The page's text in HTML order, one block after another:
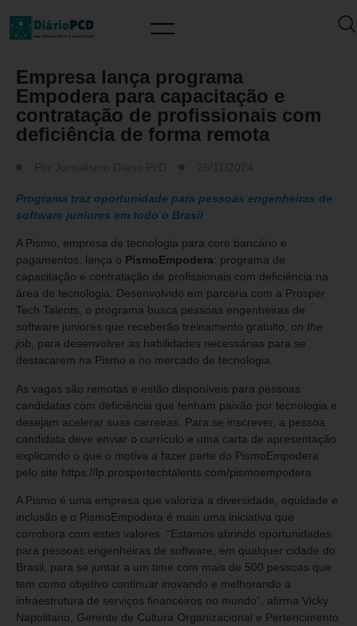
Empresa lança programa
Empodera para capacitação e
contratação de profissionais com
deficiência de forma remota
Programa traz oportunidade para pessoas engenheiras de
software juniores em todo o Brasil
A Pismo, empresa de tecnologia para core bancário e
pagamentos, lança o PismoEmpodera: programa de
capacitação e contratação de profissionais com deficiência na
área de tecnologia. Desenvolvido em parceria com a Prosper
Tech Talents, o programa busca pessoas engenheiras de
software juniores que receberão treinamento gratuito, on the
job, para desenvolver as habilidades necessárias para se
destacarem na Pismo e no mercado de tecnologia.
As vagas são remotas e estão disponíveis para pessoas
candidatas com deficiência que tenham paixão por tecnologia e
desejam acelerar suas carreiras. Para se inscrever, a pessoa
candidata deve enviar o currículo e uma carta de apresentação
explicando o que o motiva a fazer parte do PismoEmpodera
pelo site https://lp.prospertechtalents.com/pismoempodera
A Pismo é uma empresa que valoriza a diversidade, equidade e
inclusão e o PismoEmpodera é mais uma iniciativa que
corrobora com estes valores. “Estamos abrindo oportunidades
para pessoas engenheiras de software, em qualquer cidade do
Brasil, para se juntar a um time com mais de 500 pessoas que
tem como objetivo continuar inovando e melhorando a
infraestrutura de serviços financeiros no mundo”, afirma Vicky
Napolitano, Gerente de Cultura Organizacional e Pertencimento